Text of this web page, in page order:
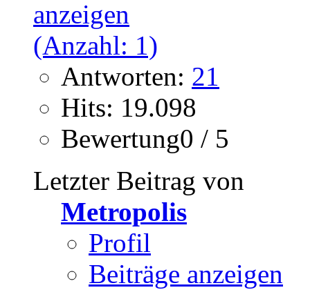
Antworten: 21
Hits: 19.098
Bewertung0 / 5
Letzter Beitrag von
Metropolis
Profil
Beiträge anzeigen